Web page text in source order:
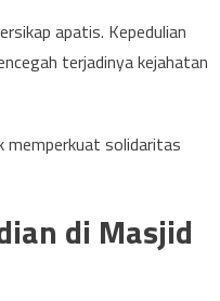
apatis. Kepedulian
terjadinya kejahatan
memperkuat solidaritas
di Masjid